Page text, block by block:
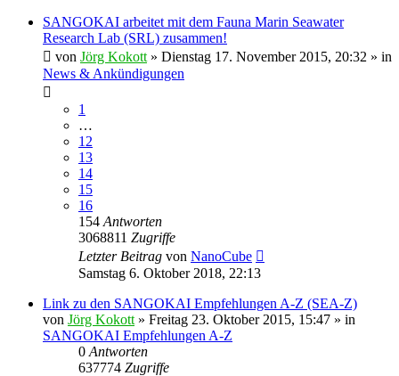
SANGOKAI arbeitet mit dem Fauna Marin Seawater
Research Lab (SRL) zusammen!
von Jörg Kokott » Dienstag 17. November 2015, 20:32 » in
News & Ankündigungen
1
…
12
13
14
15
16
154 Antworten
3068811 Zugriffe
Letzter Beitrag von NanoCube
Samstag 6. Oktober 2018, 22:13
Link zu den SANGOKAI Empfehlungen A-Z (SEA-Z)
von Jörg Kokott » Freitag 23. Oktober 2015, 15:47 » in
SANGOKAI Empfehlungen A-Z
0 Antworten
637774 Zugriffe